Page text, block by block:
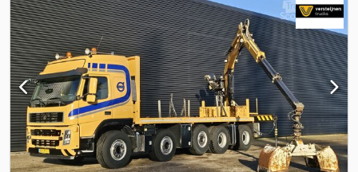
promotions. 130.000m2 de surface et 20.000m2 magasin, garage
et carrosserie tout equipe. Regarder notre video Société: :